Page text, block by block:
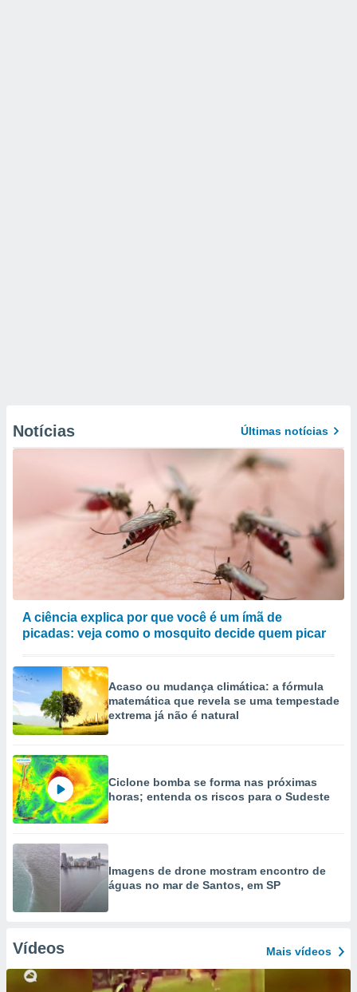
Notícias Últimas notícias
A ciência explica por que você é um ímã de
picadas: veja como o mosquito decide quem picar
Acaso ou mudança climática: a fórmula
matemática que revela se uma tempestade
extrema já não é natural
Ciclone bomba se forma nas próximas
horas; entenda os riscos para o Sudeste
Imagens de drone mostram encontro de
águas no mar de Santos, em SP
Vídeos Mais vídeos